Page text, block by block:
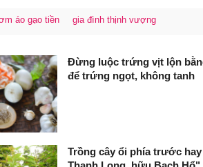
áo gạo tiền gia đình thịnh vượng
Đừng luộc trứng vịt lộn
để trứng ngọt, không tanh
Trồng cây ổi phía trước